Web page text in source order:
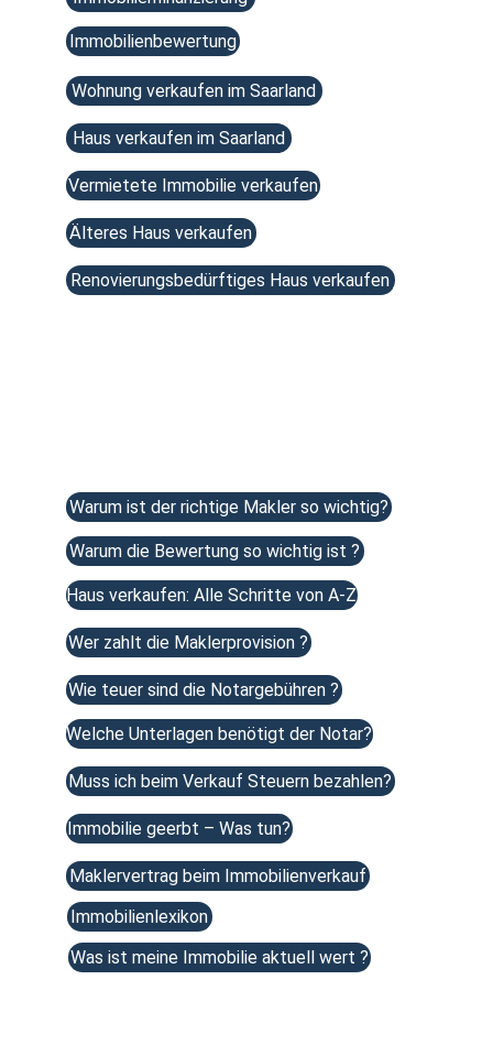
Immobilienbewertung
Immobilienlexikon
Warum ist der richtige Makler so wichtig?
Warum die Bewertung so wichtig ist ?
Haus verkaufen: Alle Schritte von A-Z
Wer zahlt die Maklerprovision ?
Wie teuer sind die Notargebühren ?
Welche Unterlagen benötigt der Notar?
Muss ich beim Verkauf Steuern bezahlen?
Immobilie geerbt – Was tun?
Maklervertrag beim Immobilienverkauf
Wohnung verkaufen im Saarland
Was ist meine Immobilie aktuell wert ?
Haus verkaufen im Saarland
Vermietete Immobilie verkaufen
Älteres Haus verkaufen
Renovierungsbedürftiges Haus verkaufen